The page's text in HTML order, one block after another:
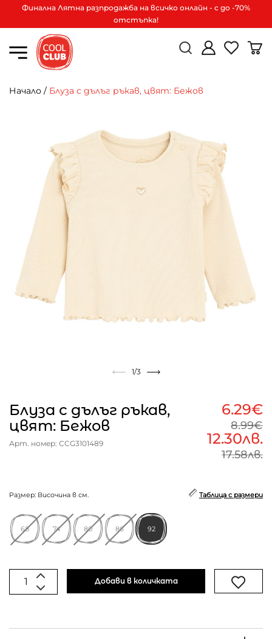
Финална Лятна разпродажба на всичко онлайн - с до -70%
отстъпка!
Начало / Блуза с дълъг ръкав, цвят: Бежов
1/3
Блуза с дълъг ръкав,
цвят: Бежов
Арт. номер: CCG3101489
6.29€
8.99€
12.30лв.
17.58лв.
Размер: Височина в см. Таблица с размери
68 74 80 86 92
Добави в количката